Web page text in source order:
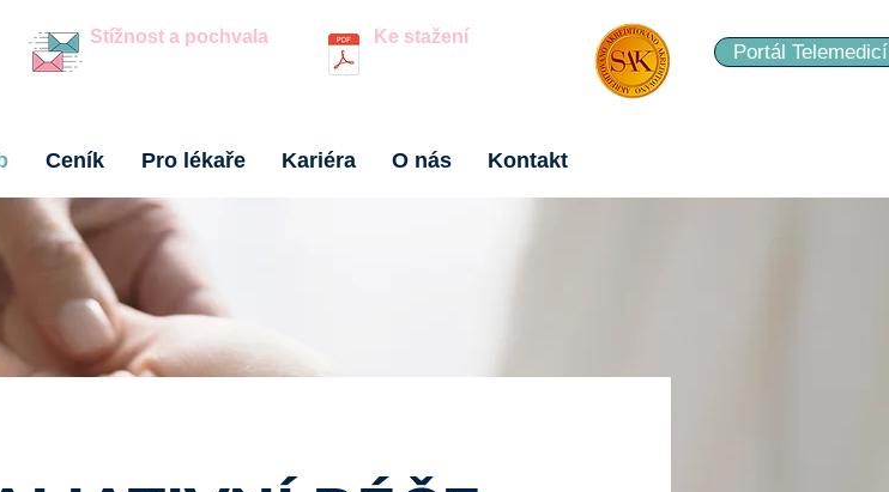
Stížnost a pochvala
Ke stažení
Portál
Ceník Pro lékaře Kariéra O nás Kontakt